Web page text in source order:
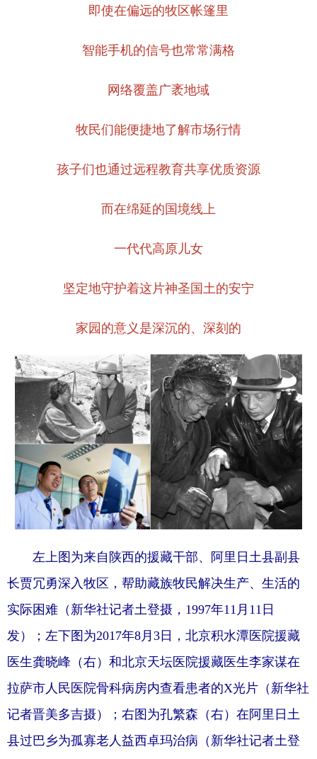
即使在偏远的牧区帐篷里
智能手机的信号也常常满格
网络覆盖广袤地域
牧民们能便捷地了解市场行情
孩子们也通过远程教育共享优质资源
而在绵延的国境线上
一代代高原儿女
坚定地守护着这片神圣国土的安宁
家园的意义是深沉的、深刻的
左上图为来自陕西的援藏干部、阿里日土县副县
长贾冗勇深入牧区，帮助藏族牧民解决生产、生活的
实际困难（新华社记者土登摄，1997年11月11日
发）；左下图为2017年8月3日，北京积水潭医院援藏
医生龚晓峰（右）和北京天坛医院援藏医生李家谋在
拉萨市人民医院骨科病房内查看患者的X光片（新华社
记者晋美多吉摄）；右图为孔繁森（右）在阿里日土
县过巴乡为孤寡老人益西卓玛治病（新华社记者土登